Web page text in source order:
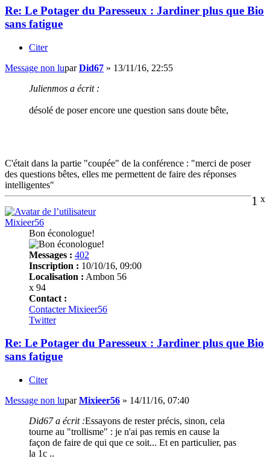
Re: Le Potager du Paresseux : Jardiner plus que Bio
sans fatigue
Citer
Message non luparDid67 » 13/11/16, 22:55
Julienmos a écrit :
désolé de poser encore une question sans doute bête,
C'était dans la partie "coupée" de la conférence : "merci de poser
des questions bêtes, elles me permettent de faire des réponses
intelligentes"
1 x
Mixieer56
Bon éconologue!
Messages : 402
Inscription : 10/10/16, 09:00
Localisation : Ambon 56
x 94
Contact :
Contacter Mixieer56
Twitter
Re: Le Potager du Paresseux : Jardiner plus que Bio
sans fatigue
Citer
Message non luparMixieer56 » 14/11/16, 07:40
Did67 a écrit :Essayons de rester précis, sinon, cela
tourne au "trollisme" : je n'ai pas remis en cause la
façon de faire de qui que ce soit... Et en particulier, pas
la 1c ..